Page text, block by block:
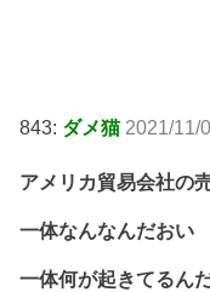
843: ダメ猫 2021/11/
アメリカ貿易会社の
一体なんなんだおい
一体何が起きてるん